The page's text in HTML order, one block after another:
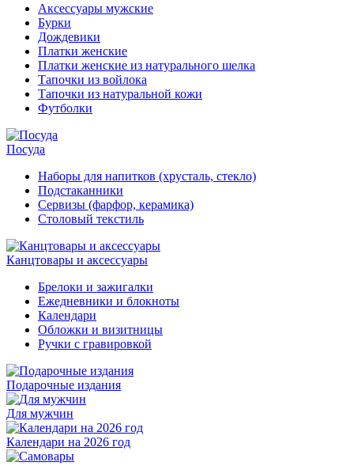
Аксессуары мужские
Бурки
Дождевики
Платки женские
Платки женские из натурального шелка
Тапочки из войлока
Тапочки из натуральной кожи
Футболки
Посуда
Наборы для напитков (хрусталь, стекло)
Подстаканники
Сервизы (фарфор, керамика)
Столовый текстиль
Канцтовары и аксессуары
Брелоки и зажигалки
Ежедневники и блокноты
Календари
Обложки и визитницы
Ручки с гравировкой
Подарочные издания
Для мужчин
Календари на 2026 год